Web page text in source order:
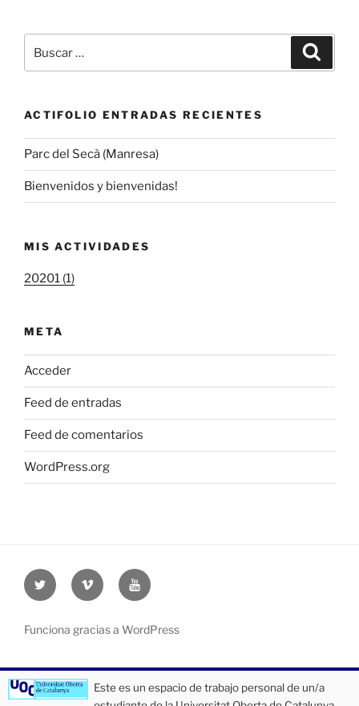
por:
ACTIFOLIO ENTRADAS RECIENTES
Parc del Secà (Manresa)
Bienvenidos y bienvenidas!
MIS ACTIVIDADES
20201 (1)
META
Acceder
Feed de entradas
Feed de comentarios
WordPress.org
Twitter
UOC
Vimeo
UOC
Youtube
UOC
Funciona gracias a WordPress
Este es un espacio de trabajo personal de un/a